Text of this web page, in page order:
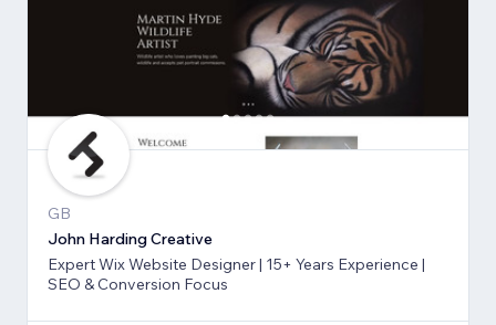
GB
John Harding Creative
Expert Wix Website Designer | 15+ Years Experience |
SEO & Conversion Focus